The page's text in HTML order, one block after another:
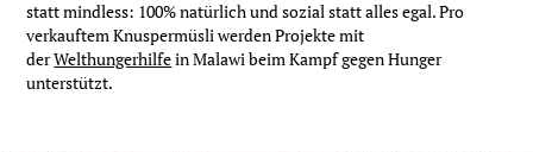
statt mindless: 100% natürlich und sozial statt alles egal. Pro
verkauftem Knuspermüsli werden Projekte mit
derWelthungerhilfein Malawi beim Kampf gegen Hunger
unterstützt.